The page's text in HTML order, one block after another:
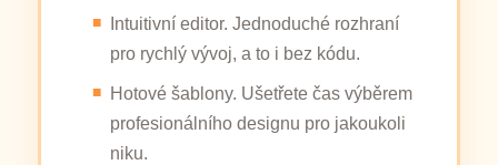
Intuitivní editor. Jednoduché rozhraní
pro rychlý vývoj, a to i bez kódu.
Hotové šablony. Ušetřete čas výběrem
profesionálního designu pro jakoukoli
niku.